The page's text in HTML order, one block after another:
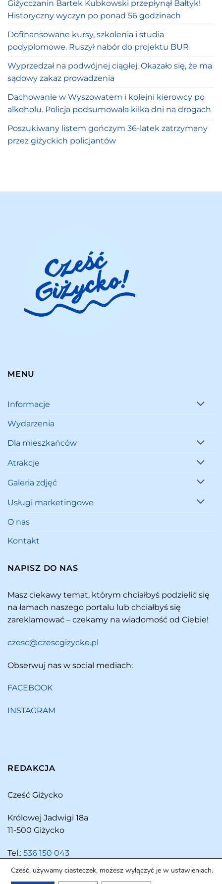
Giżycczanin Bartek Kubkowski przepłynął Bałtyk!
Historyczny wyczyn po ponad 56 godzinach
Dofinansowane kursy, szkolenia i studia
podyplomowe. Ruszył nabór do projektu BUR
Wyprzedzał na podwójnej ciągłej. Okazało się, że ma
sądowy zakaz prowadzenia
Dachowanie w Wyszowatem i kolejni kierowcy po
alkoholu. Policja podsumowała kilka dni na drogach
Poszukiwany listem gończym 36-latek zatrzymany
przez giżyckich policjantów
MENU
Informacje
Wydarzenia
Dla mieszkańców
Atrakcje
Galeria zdjęć
Usługi marketingowe
O nas
Kontakt
NAPISZ DO NAS
Masz ciekawy temat, którym chciałbyś podzielić się
na łamach naszego portalu lub chciałbyś się
zareklamować – czekamy na wiadomość od Ciebie!
czesc@czescgizycko.pl
Obserwuj nas w social mediach:
FACEBOOK
INSTAGRAM
REDAKCJA
Cześć Giżycko
Królowej Jadwigi 18a
11-500 Giżycko
Tel.: 536 150 043
Cześć, używamy ciasteczek, możesz wyłączyć je w ustawieniach.